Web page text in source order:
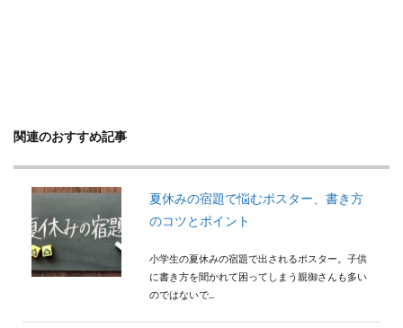
関連のおすすめ記事
夏休みの宿題で悩むポスター、書き方
のコツとポイント
小学生の夏休みの宿題で出されるポスター。子供
に書き方を聞かれて困ってしまう親御さんも多い
のではないで...